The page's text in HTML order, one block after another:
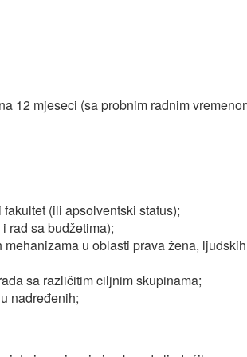
12 mjeseci (sa probnim radnim
(ili apsolventski status);
rad sa budžetima);
u oblasti prava žena, ljudskih
sa različitim ciljnim skupinama;
nadređenih;